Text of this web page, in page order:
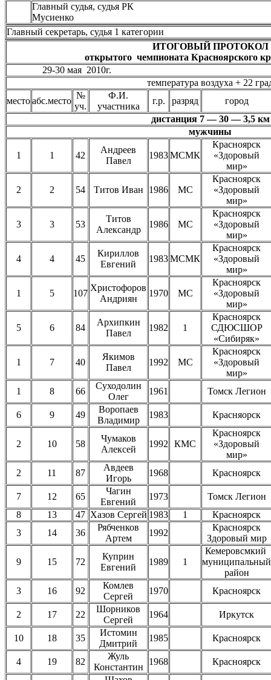
Главный судья,
Мусиенко
Главный секретарь, судья 1
ИТОГОВЫЙ ПРОТОКОЛ
открытого чемпионата Красноярского
29-30 мая 2010г.
температура воздуха + 22
местоабс.место
№
уч.
Ф.И.
участника
г.р. разряд
город
дистанция 7 — 30 — 3,5 км
мужчины
1 1 42
Андреев
Павел
1983МСМК
Красноярск
«Здоровый
мир»
2 2 54 Титов Иван 1986 МС
Красноярск
«Здоровый
мир»
3 3 53
Титов
Александр
1986 МС
Красноярск
«Здоровый
мир»
4 4 45
Кириллов
Евгений
1983МСМК
Красноярск
«Здоровый
мир»
1 5 107
Христофоров
Андриян
1970 МС
Красноярск
«Здоровый
мир»
5 6 84
Архипкин
Павел
1982 1
Красноярск
СДЮСШОР
«Сибиряк»
1 7 40
Якимов
Павел
1992 МС
Красноярск
«Здоровый
мир»
1
8 66
Суходолин
Олег
1961 Томск Легион
6 9 49
Воропаев
Владимир
1983 Красняорск
2 10 58
Чумаков
Алексей
1992 КМС
Красноярск
«Здоровый
мир»
2
11 87
Авдеев
Игорь
1968 Красноярск
7 12 65
Чагин
Евгений
1973
Томск Легион
8
13 47 Хазов Сергей 1983 1
Красноярск
3
14 36
Рябченков
Артем
1992
Красноярск
Здоровый мир
9 15 72
Куприн
Евгений
1989 1
Кемеровсмкий
муниципальный
район
3
16 92
Комлев
Сергей
1970 Красноярск
2 17 22
Шорников
Сергей
1964 Иркутск
10 18 35
Истомин
Дмитрий
1985 Красноярск
4 19 82
Жуль
Константин
1968 Красноярск